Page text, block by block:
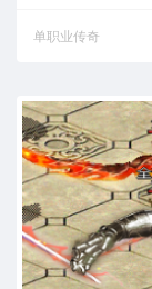
单职业传奇